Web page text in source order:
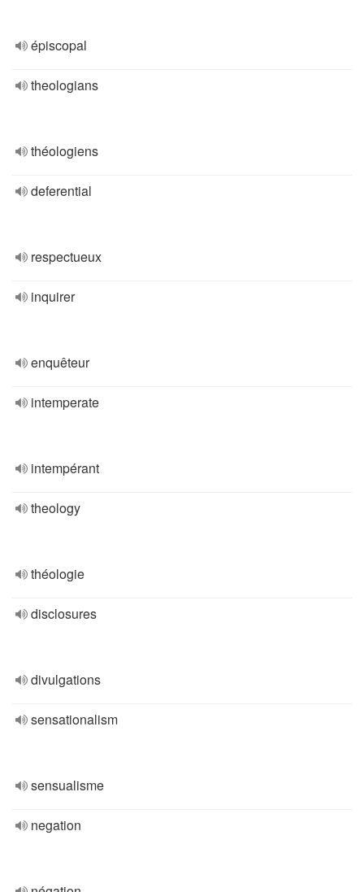
épiscopal
theologians
théologiens
deferential
respectueux
inquirer
enquêteur
intemperate
intempérant
theology
théologie
disclosures
divulgations
sensationalism
sensualisme
negation